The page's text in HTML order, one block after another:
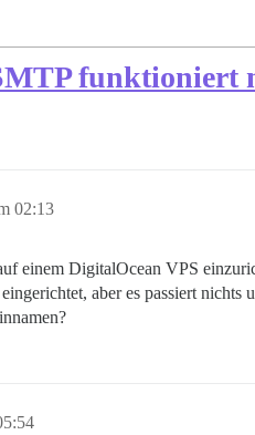
funktioniert
02:13
einem DigitalOcean VPS
aber es passiert